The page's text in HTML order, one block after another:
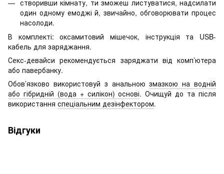
створивши кімнату, ти зможеш листуватися, надсилати
один одному емоджі й, звичайно, обговорювати процес
насолоди.
В комплекті: оксамитовий мішечок, інструкція та USB-
кабель для заряджання.
Секс-девайси рекомендується заряджати від комп’ютера
або павербанку.
Обов’язково використовуй з анальноюзмазкою на водній
або гібридній (вода + силікон) основі. Очищуй до та після
використання спеціальним дезінфектором.
Відгуки